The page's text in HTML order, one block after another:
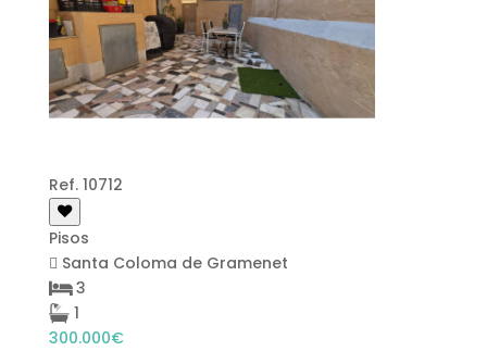
Ref. 10712
Pisos
Santa Coloma de Gramenet
3
1
300.000€